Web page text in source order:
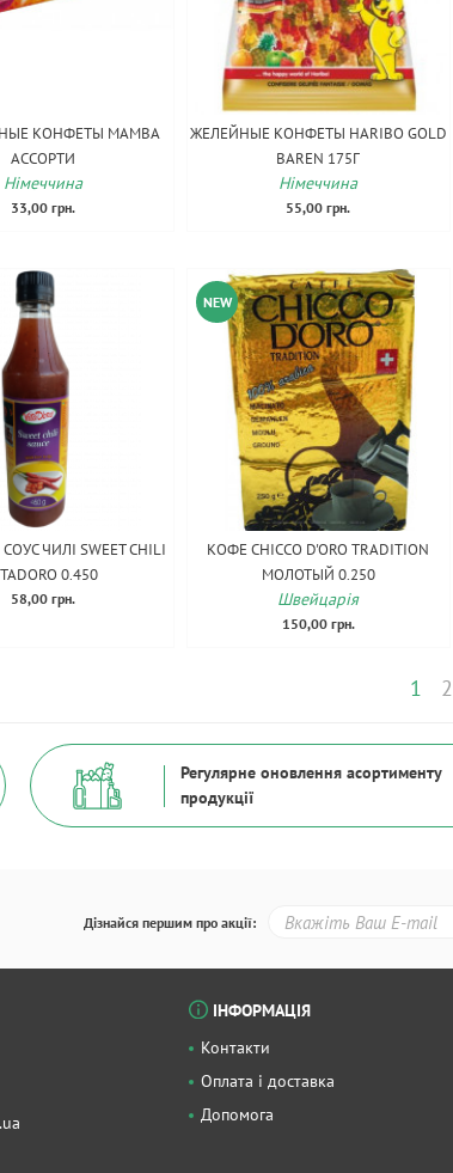
КОНФЕТЫ MAMBA
АССОРТИ
Німеччина
33,00 грн.
ЖЕЛЕЙНЫЕ КОНФЕТЫ HARIBO GOLD
BAREN 175Г
Німеччина
55,00 грн.
ЧИЛІ SWEET CHILI
0.450
58,00 грн.
NEW
КОФЕ CHICCO D'ORO TRADITION
МОЛОТЫЙ 0.250
Швейцарія
150,00 грн.
1 2
Регулярне оновлення асортименту
продукції
Дізнайся першим про акції:
ІНФОРМАЦІЯ
Контакти
Оплата і доставка
Допомога